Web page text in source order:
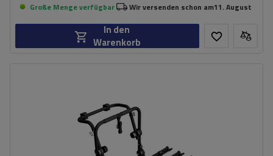
Große Menge verfügbar Wir versenden schon am11. August
In den
Warenkorb
universelles Montagesystem
kompatibel mit allen Karosseriearten